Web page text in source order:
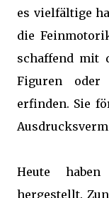
es vielfältige
die
schaffend mit
Figuren oder
erfinden. Sie
Heute
hergestellt.